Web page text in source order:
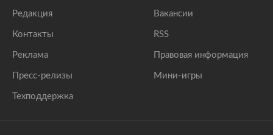
Редакция
Контакты
Реклама
Пресс-релизы
Техподдержка
Вакансии
RSS
Правовая информация
Мини-игры